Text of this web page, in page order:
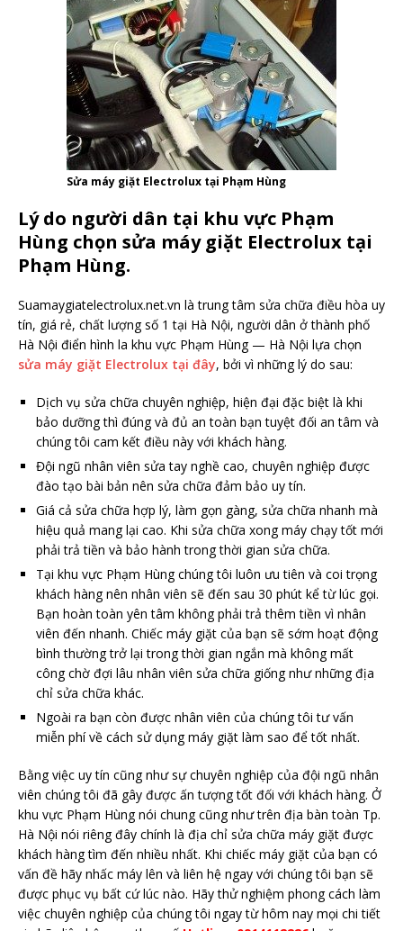
Sửa máy giặt Electrolux tại Phạm Hùng
Lý do người dân tại khu vực Phạm
Hùng chọn sửa máy giặt Electrolux tại
Phạm Hùng.
Suamaygiatelectrolux.net.vn là trung tâm sửa chữa điều hòa uy
tín, giá rẻ, chất lượng số 1 tại Hà Nội, người dân ở thành phố
Hà Nội điển hình la khu vực Phạm Hùng — Hà Nội lựa chọn
sửa máy giặt Electrolux tại đây, bởi vì những lý do sau:
Dịch vụ sửa chữa chuyên nghiệp, hiện đại đặc biệt là khi
bảo dưỡng thì đúng và đủ an toàn bạn tuyệt đối an tâm và
chúng tôi cam kết điều này với khách hàng.
Đội ngũ nhân viên sửa tay nghề cao, chuyên nghiệp được
đào tạo bài bản nên sửa chữa đảm bảo uy tín.
Giá cả sửa chữa hợp lý, làm gọn gàng, sửa chữa nhanh mà
hiệu quả mang lại cao. Khi sửa chữa xong máy chạy tốt mới
phải trả tiền và bảo hành trong thời gian sửa chữa.
Tại khu vực Phạm Hùng chúng tôi luôn ưu tiên và coi trọng
khách hàng nên nhân viên sẽ đến sau 30 phút kể từ lúc gọi.
Bạn hoàn toàn yên tâm không phải trả thêm tiền vì nhân
viên đến nhanh. Chiếc máy giặt của bạn sẽ sớm hoạt động
bình thường trở lại trong thời gian ngắn mà không mất
công chờ đợi lâu nhân viên sửa chữa giống như những địa
chỉ sửa chữa khác.
Ngoài ra bạn còn được nhân viên của chúng tôi tư vấn
miễn phí về cách sử dụng máy giặt làm sao để tốt nhất.
Bằng việc uy tín cũng như sự chuyên nghiệp của đội ngũ nhân
viên chúng tôi đã gây được ấn tượng tốt đối với khách hàng. Ở
khu vực Phạm Hùng nói chung cũng như trên địa bàn toàn Tp.
Hà Nội nói riêng đây chính là địa chỉ sửa chữa máy giặt được
khách hàng tìm đến nhiều nhất. Khi chiếc máy giặt của bạn có
vấn đề hãy nhấc máy lên và liên hệ ngay với chúng tôi bạn sẽ
được phục vụ bất cứ lúc nào. Hãy thử nghiệm phong cách làm
việc chuyên nghiệp của chúng tôi ngay từ hôm nay mọi chi tiết